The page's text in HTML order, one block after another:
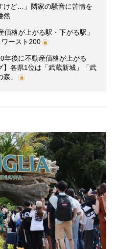
けど…」隣家の騒音に苦情を
然
価格が上がる駅・下がる駅」
ースト200
年後に不動産価格が上がる
】各県1位は「武蔵新城」「武
」